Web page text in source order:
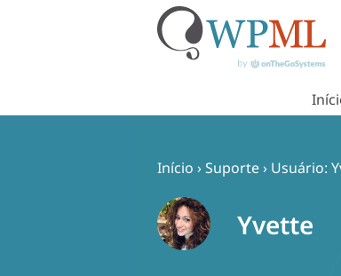
Início ›Suporte› Usuário:
Yvette